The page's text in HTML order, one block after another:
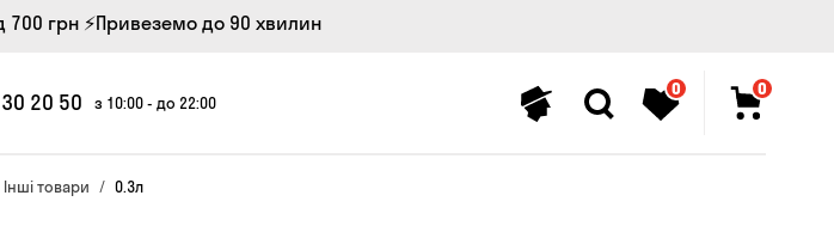
700 грн ⚡Привеземо до 90 хвилин
20 50 з 10:00 - до 22:00
0 0
Інші товари 0.3л